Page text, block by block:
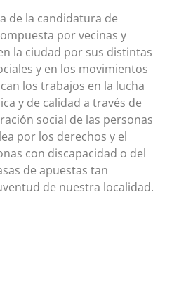
de la candidatura de
por vecinas y
la ciudad por sus distintas
y en los movimientos
los trabajos en la lucha
y de calidad a través de
social de las personas
por los derechos y el
con discapacidad o del
de apuestas tan
de nuestra localidad.